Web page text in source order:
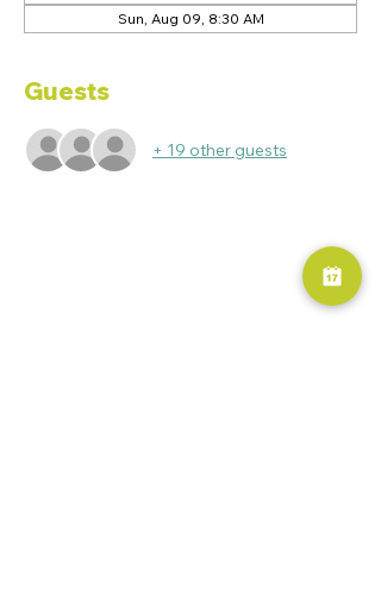
Sun, Aug 09, 8:30 AM
Guests
+ 19 other guests